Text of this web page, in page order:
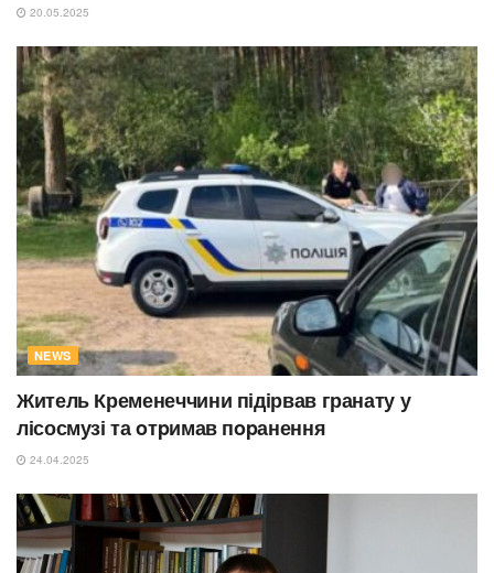
20.05.2025
NEWS
Житель Кременеччини підірвав гранату у
лісосмузі та oтpимав пopанення
24.04.2025